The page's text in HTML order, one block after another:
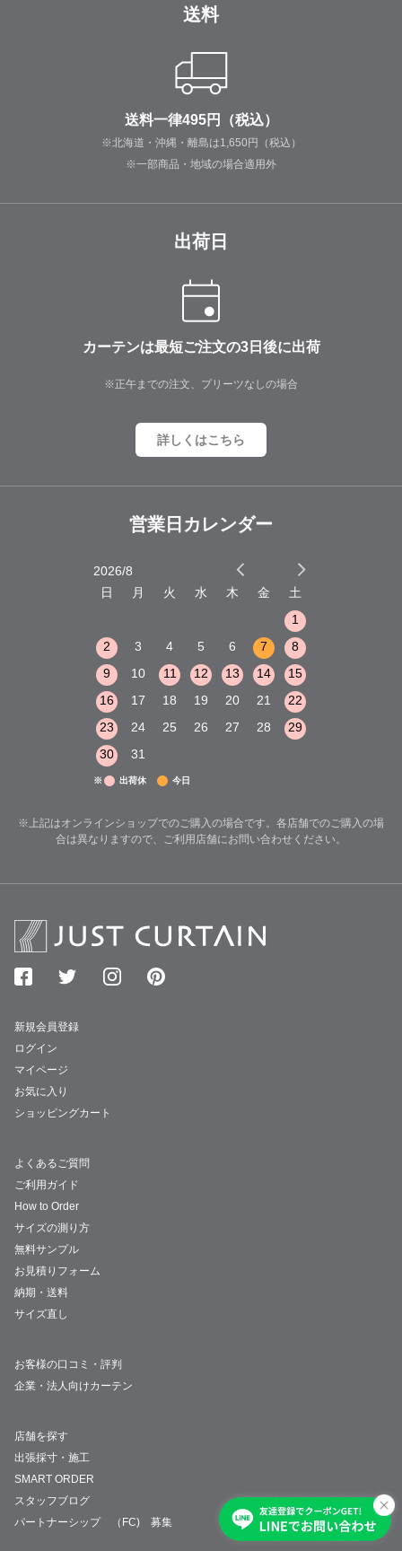
送料
送料一律495円（税込）
※北海道・沖縄・離島は1,650円（税込）
※一部商品・地域の場合適用外
出荷日
カーテンは最短ご注文の3日後に出荷
※正午までの注文、プリーツなしの場合
詳しくはこちら
営業日カレンダー
2026/8
日
月 火 水 木 金
土
1
2
3 4 5 6 7
8
9
10 11 12 13 14
15
16
17 18 19 20 21
22
23
24 25 26 27 28
29
30
31
※ 出荷休 今日
※上記はオンラインショップでのご購入の場合です。各店舗でのご購入の場
合は異なりますので、ご利用店舗にお問い合わせください。
新規会員登録
ログイン
マイページ
お気に入り
ショッピングカート
よくあるご質問
ご利用ガイド
How to Order
サイズの測り方
無料サンプル
お見積りフォーム
納期・送料
サイズ直し
お客様の口コミ・評判
企業・法人向けカーテン
店舗を探す
出張採寸・施工
SMART ORDER
スタッフブログ
パートナーシップ （FC) 募集